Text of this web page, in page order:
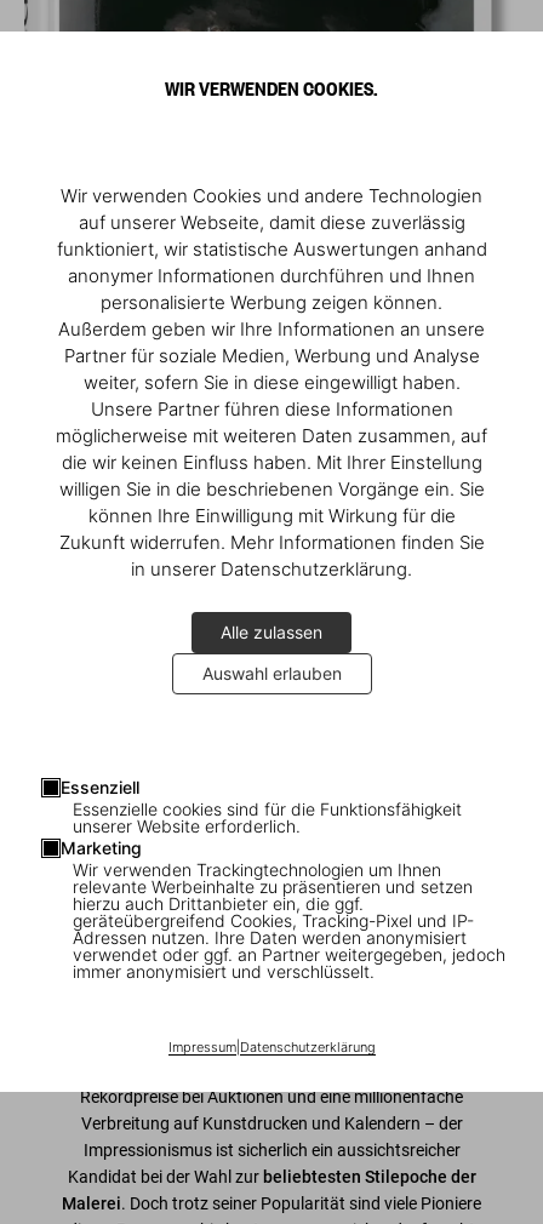
WIR VERWENDEN COOKIES.
Wir verwenden Cookies und andere Technologien
auf unserer Webseite, damit diese zuverlässig
funktioniert, wir statistische Auswertungen anhand
anonymer Informationen durchführen und Ihnen
personalisierte Werbung zeigen können.
Außerdem geben wir Ihre Informationen an unsere
Partner für soziale Medien, Werbung und Analyse
weiter, sofern Sie in diese eingewilligt haben.
Unsere Partner führen diese Informationen
möglicherweise mit weiteren Daten zusammen, auf
die wir keinen Einfluss haben. Mit Ihrer Einstellung
willigen Sie in die beschriebenen Vorgänge ein. Sie
können Ihre Einwilligung mit Wirkung für die
Zukunft widerrufen. Mehr Informationen finden Sie
in unserer Datenschutzerklärung.
Alle zulassen
Auswahl erlauben
Essenziell
Essenzielle cookies sind für die Funktionsfähigkeit
unserer Website erforderlich.
Marketing
Wir verwenden Trackingtechnologien um Ihnen
relevante Werbeinhalte zu präsentieren und setzen
hierzu auch Drittanbieter ein, die ggf.
geräteübergreifend Cookies, Tracking-Pixel und IP-
Adressen nutzen. Ihre Daten werden anonymisiert
verwendet oder ggf. an Partner weitergegeben, jedoch
immer anonymisiert und verschlüsselt.
Impressum| Datenschutzerklärung
Impressionism. 1860-1920
US$ 25
In den Warenkorb
Rekordpreise bei Auktionen und eine millionenfache
Verbreitung auf Kunstdrucken und Kalendern – der
Impressionismus ist sicherlich ein aussichtsreicher
Kandidat bei der Wahl zur beliebtesten Stilepoche der
Malerei. Doch trotz seiner Popularität sind viele Pioniere